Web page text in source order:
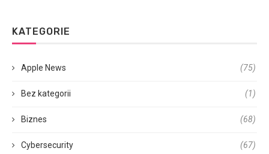
KATEGORIE
Apple News (75)
Bez kategorii (1)
Biznes (68)
Cybersecurity (67)